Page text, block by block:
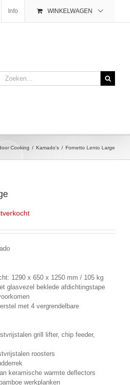
Info WINKELWAGEN
Zoeken
Cooking / Kamado's / Fornetto Lento Large
1290 x 650 x 1250 mm / 105 kg
glasvezel beklede afdichtingstape
met 4 vergrendelbare
grill lifter, chip feeder,
roosters
keramische warmte deflectors
werkplanken